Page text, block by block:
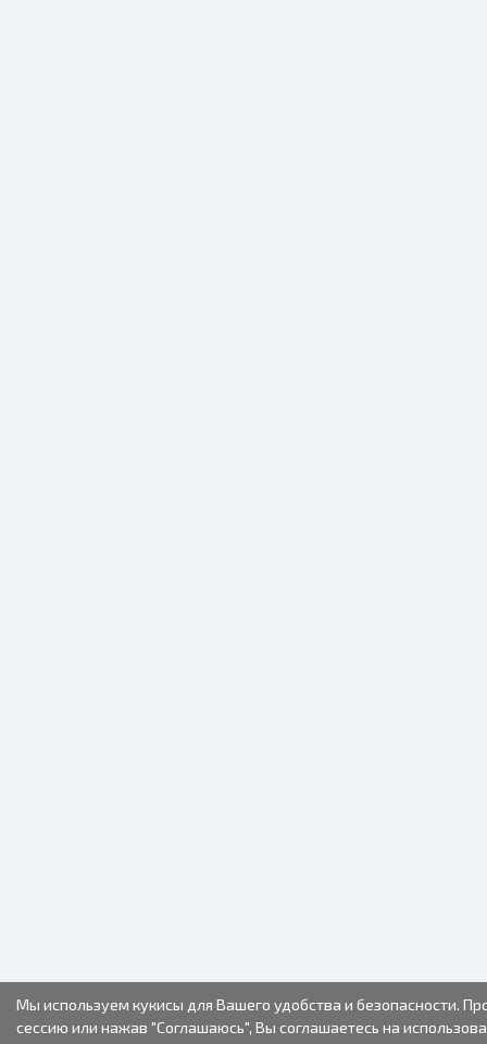
Мы используем кукисы для Вашего удобства и безопасности.
сессию или нажав "Соглашаюсь", Вы соглашаетесь на